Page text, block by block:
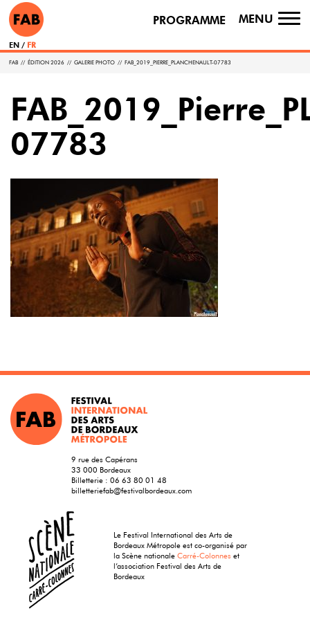
PROGRAMME MENU
EN FR
FAB // ÉDITION 2026 // GALERIE PHOTO // FAB_2019_PIERRE_PLANCHENAULT-07783
07783
9 rue des Capérans
33 000 Bordeaux
Billetterie : 06 63 80 01 48
billetteriefab@festivalbordeaux.com
Le Festival International des Arts de
Bordeaux Métropole est co-organisé par
la Scène nationaleCarré-Colonnes et
l’association Festival des Arts de
Bordeaux